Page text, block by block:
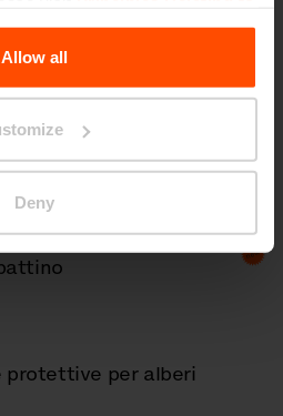
Data.
Allow all
Deny
/ porta
protettive per alberi